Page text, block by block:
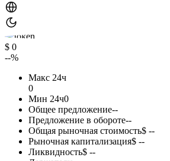
$ 0
--%
Макс 24ч
0
Мин 24ч0
Общее предложение--
Предложение в обороте--
Общая рыночная стоимость$ --
Рыночная капитализация$ --
Ликвидность$ --